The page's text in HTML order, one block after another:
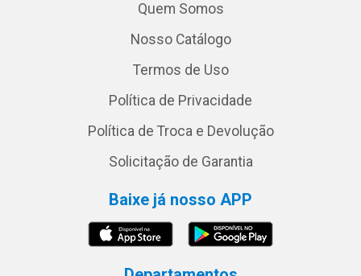
Quem Somos
Nosso Catálogo
Termos de Uso
Política de Privacidade
Política de Troca e Devolução
Solicitação de Garantia
Baixe já nosso APP